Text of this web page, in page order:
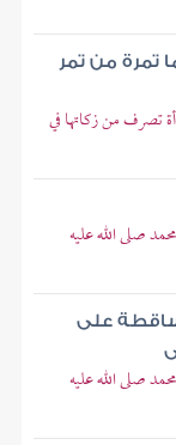
تمرة من تمر
تصرف من زكاتها في
صلى الله عليه
ساقطة على
صلى الله عليه